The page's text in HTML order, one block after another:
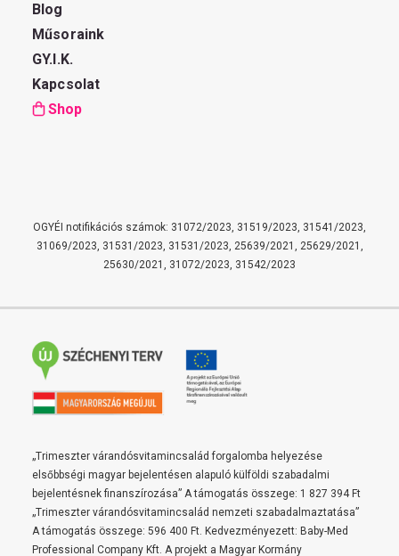
Blog
Műsoraink
GY.I.K.
Kapcsolat
Shop
OGYÉI notifikációs számok: 31072/2023, 31519/2023, 31541/2023,
31069/2023, 31531/2023, 31531/2023, 25639/2021, 25629/2021,
25630/2021, 31072/2023, 31542/2023
„Trimeszter várandósvitamincsalád forgalomba helyezése
elsőbbségi magyar bejelentésen alapuló külföldi szabadalmi
bejelentésnek finanszírozása” A támogatás összege: 1 827 394 Ft
„Trimeszter várandósvitamincsalád nemzeti szabadalmaztatása”
A támogatás összege: 596 400 Ft. Kedvezményezett: Baby-Med
Professional Company Kft. A projekt a Magyar Kormány